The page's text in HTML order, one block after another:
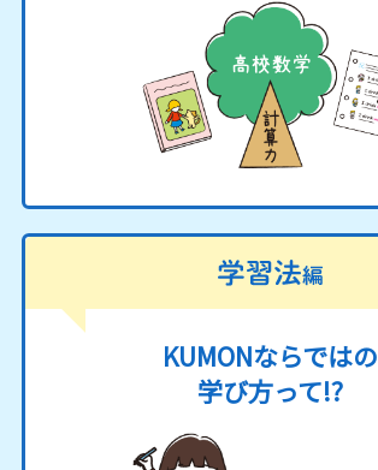
KUMONならではの
学び方って!?